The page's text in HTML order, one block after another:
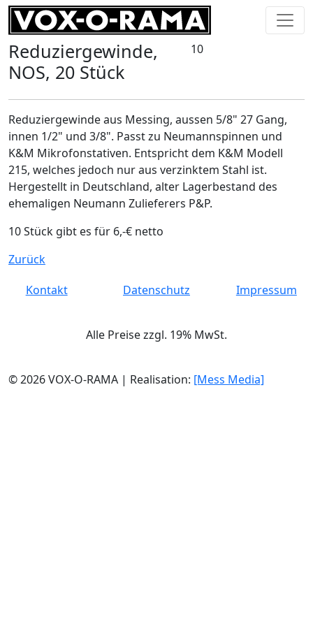
Reduziergewinde,
NOS, 20 Stück
10
Reduziergewinde aus Messing, aussen 5/8" 27 Gang,
innen 1/2" und 3/8". Passt zu Neumannspinnen und
K&M Mikrofonstativen. Entspricht dem K&M Modell
215, welches jedoch nur aus verzinktem Stahl ist.
Hergestellt in Deutschland, alter Lagerbestand des
ehemaligen Neumann Zulieferers P&P.
10 Stück gibt es für 6,-€ netto
Zurück
Kontakt
Datenschutz Impressum
Alle Preise zzgl. 19% MwSt.
© 2026 VOX-O-RAMA | Realisation: [Mess Media]